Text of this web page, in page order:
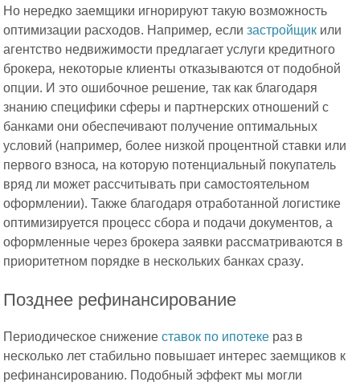
Но нередко заемщики игнорируют такую возможность
оптимизации расходов. Например, еслизастройщик или
агентство недвижимости предлагает услуги кредитного
брокера, некоторые клиенты отказываются от подобной
опции. И это ошибочное решение, так как благодаря
знанию специфики сферы и партнерских отношений с
банками они обеспечивают получение оптимальных
условий (например, более низкой процентной ставки или
первого взноса, на которую потенциальный покупатель
вряд ли может рассчитывать при самостоятельном
оформлении). Также благодаря отработанной логистике
оптимизируется процесс сбора и подачи документов, а
оформленные через брокера заявки рассматриваются в
приоритетном порядке в нескольких банках сразу.
Позднее рефинансирование
Периодическое снижениеставок по ипотеке раз в
несколько лет стабильно повышает интерес заемщиков к
рефинансированию. Подобный эффект мы могли